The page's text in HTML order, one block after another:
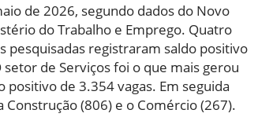
de 2026, segundo dados do Novo
do Trabalho e Emprego. Quatro
pesquisadas registraram saldo positivo
de Serviços foi o que mais gerou
de 3.354 vagas. Em seguida
(806) e o Comércio (267).